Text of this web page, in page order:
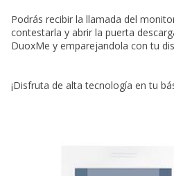
Podrás recibir la llamada del
contestarla y abrir la puerta
DuoxMe y emparejandola con tu
¡Disfruta de alta tecnología en tu